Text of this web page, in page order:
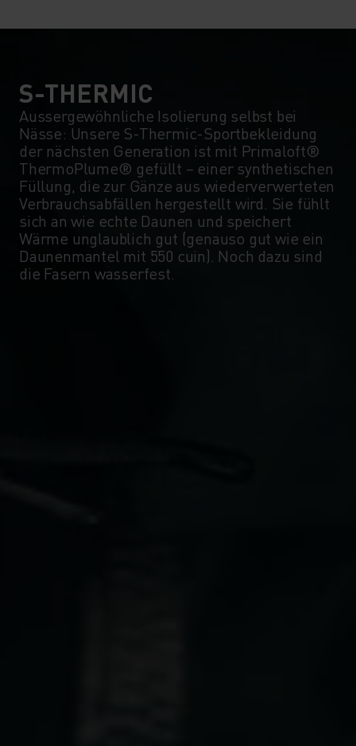
S-THERMIC
Aussergewöhnliche Isolierung selbst bei
Nässe: Unsere S-Thermic-Sportbekleidung
der nächsten Generation ist mit Primaloft®
ThermoPlume® gefüllt – einer synthetischen
Füllung, die zur Gänze aus wiederverwerteten
Verbrauchsabfällen hergestellt wird. Sie fühlt
sich an wie echte Daunen und speichert
Wärme unglaublich gut (genauso gut wie ein
Daunenmantel mit 550 cuin). Noch dazu sind
die Fasern wasserfest.